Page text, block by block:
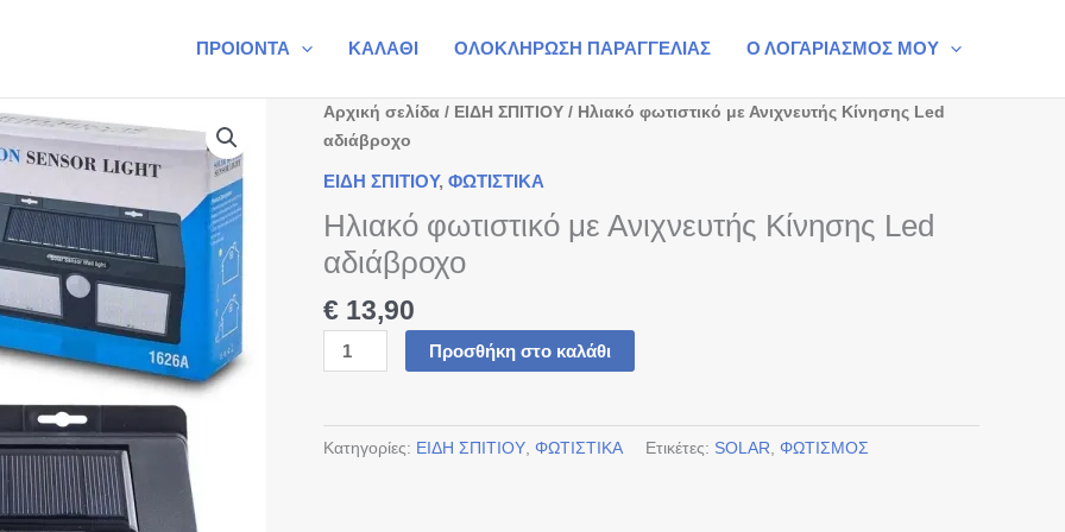
ΠΡΟΙΟΝΤΑ ΚΑΛΑΘΙ ΟΛΟΚΛΗΡΩΣΗ ΠΑΡΑΓΓΕΛΙΑΣ Ο ΛΟΓΑΡΙΑΣΜΟΣ ΜΟΥ
Αρχική σελίδα / ΕΙΔΗ ΣΠΙΤΙΟΥ / Ηλιακό φωτιστικό με Ανιχνευτής Κίνησης Led
αδιάβροχο
ΕΙΔΗ ΣΠΙΤΙΟΥ, ΦΩΤΙΣΤΙΚΑ
Ηλιακό φωτιστικό με Ανιχνευτής Κίνησης Led
αδιάβροχο
€ 13,90
Ηλιακό
φωτιστικό
Κίνησης
Led
αδιάβροχο
ποσότητα
Προσθήκη στο καλάθι
Κατηγορίες: ΕΙΔΗ ΣΠΙΤΙΟΥ, ΦΩΤΙΣΤΙΚΑ Ετικέτες: SOLAR, ΦΩΤΙΣΜΟΣ